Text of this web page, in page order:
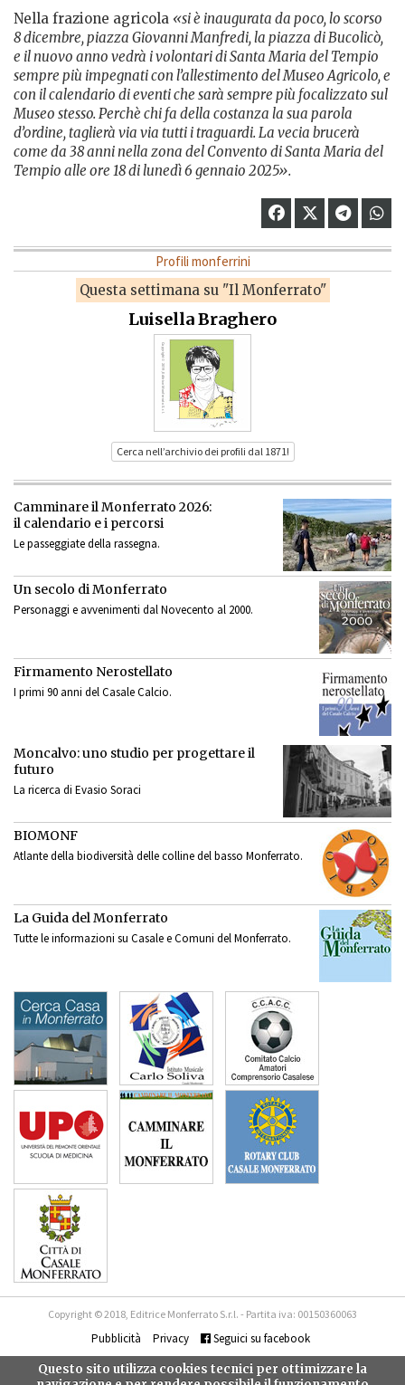
Nella frazione agricola «si è inaugurata da poco, lo scorso
8 dicembre, piazza Giovanni Manfredi, la piazza di Bucolicò,
e il nuovo anno vedrà i volontari di Santa Maria del Tempio
sempre più impegnati con l’allestimento del Museo Agricolo, e
con il calendario di eventi che sarà sempre più focalizzato sul
Museo stesso. Perchè chi fa della costanza la sua parola
d’ordine, taglierà via via tutti i traguardi. La vecia brucerà
come da 38 anni nella zona del Convento di Santa Maria del
Tempio alle ore 18 di lunedì 6 gennaio 2025».
Profili monferrini
Questa settimana su "Il Monferrato"
Luisella Braghero
Cerca nell’archivio dei profili dal 1871!
Camminare il Monferrato 2026:
il calendario e i percorsi
Le passeggiate della rassegna.
Un secolo di Monferrato
Personaggi e avvenimenti dal Novecento al 2000.
Firmamento Nerostellato
I primi 90 anni del Casale Calcio.
Moncalvo: uno studio per progettare il
futuro
La ricerca di Evasio Soraci
BIOMONF
Atlante della biodiversità delle colline del basso Monferrato.
La Guida del Monferrato
Tutte le informazioni su Casale e Comuni del Monferrato.
Copyright © 2018, Editrice Monferrato S.r.l. - Partita iva: 00150360063
Pubblicità Privacy Seguici su facebook
Questo sito utilizza cookies tecnici per ottimizzare la